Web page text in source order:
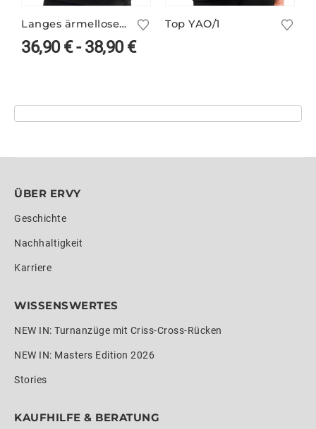
Langes ärmelloses Top GUADELOUPE/14 mit Glanz
36,90€-38,90€
Top YAO/1
ÜBER ERVY
Geschichte
Nachhaltigkeit
Karriere
WISSENSWERTES
NEW IN: Turnanzüge mit Criss-Cross-Rücken
NEW IN: Masters Edition 2026
Stories
KAUFHILFE & BERATUNG